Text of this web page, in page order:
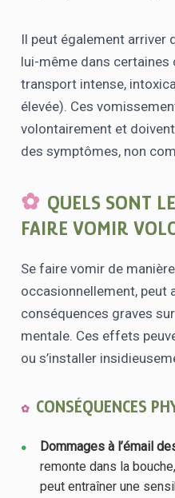
Il peut également arriver
lui-même dans
transport intense,
élevée). Ces
volontairement et
des symptômes, non
QUELS SONT
FAIRE VOMIR
Se faire vomir de
occasionnellement, peut
conséquences graves
mentale. Ces effets
ou s’installer
CONSÉQUENCES
Dommages à l’émail
remonte dans la
peut entraîner une